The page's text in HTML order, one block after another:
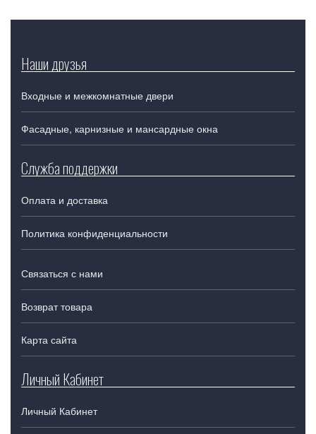
Наши друзья
Входные и межкомнатные двери
Фасадные, карнизные и мансардные окна
Служба поддержки
Оплата и доставка
Политика конфиденциальности
Связаться с нами
Возврат товара
Карта сайта
Личный Кабинет
Личный Кабинет